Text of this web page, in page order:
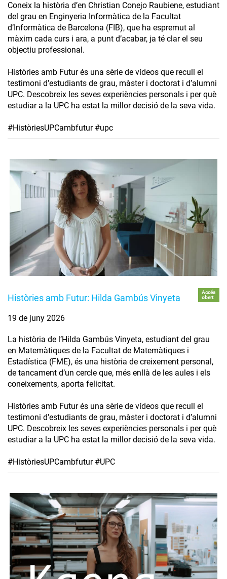
Coneix la història d’en Christian Conejo Raubiene, estudiant
del grau en Enginyeria Informàtica de la Facultat
d’Informàtica de Barcelona (FIB), que ha espremut al
màxim cada curs i ara, a punt d’acabar, ja té clar el seu
objectiu professional.
Històries amb Futur és una sèrie de vídeos que recull el
testimoni d’estudiants de grau, màster i doctorat i d’alumni
UPC. Descobreix les seves experiències personals i per què
estudiar a la UPC ha estat la millor decisió de la seva vida.
#HistòriesUPCambfutur #upc
Històries amb Futur: Hilda Gambús Vinyeta
Accés
obert
19 de juny 2026
La història de l’Hilda Gambús Vinyeta, estudiant del grau
en Matemàtiques de la Facultat de Matemàtiques i
Estadística (FME), és una història de creixement personal,
de tancament d’un cercle que, més enllà de les aules i els
coneixements, aporta felicitat.
Històries amb Futur és una sèrie de vídeos que recull el
testimoni d’estudiants de grau, màster i doctorat i d’alumni
UPC. Descobreix les seves experiències personals i per què
estudiar a la UPC ha estat la millor decisió de la seva vida.
#HistòriesUPCambfutur #UPC